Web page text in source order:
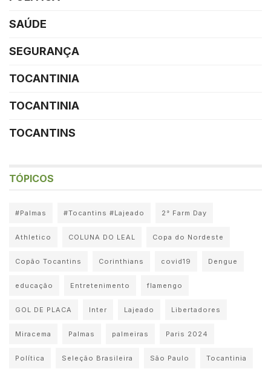
SAÚDE
SEGURANÇA
TOCANTINIA
TOCANTINIA
TOCANTINS
TÓPICOS
#Palmas #Tocantins #Lajeado 2° Farm Day
Athletico COLUNA DO LEAL Copa do Nordeste
Copão Tocantins Corinthians covid19 Dengue
educação Entretenimento flamengo
GOL DE PLACA Inter Lajeado Libertadores
Miracema Palmas palmeiras Paris 2024
Política Seleção Brasileira São Paulo Tocantinia